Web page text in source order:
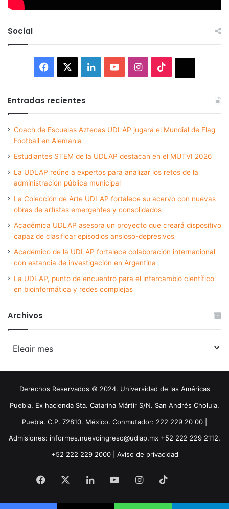
Social
Facebook LinkedInYouTubeInstagram
Entradas recientes
Coach de Escuelas Aztecas UDLAP jugará el Mundial de Flag
Football en Alemania
Estudiantes STEM de la UDLAP destacan en el MUTVI 2026
La UDLAP reúne a expertos para analizar los retos de la
administración pública municipal
La Colección de Arte UDLAP fortalece su acervo con nuevas
obras de artistas emergentes y consolidados
Académica UDLAP asesora un proyecto que creará dispositivo
capaz de clasificar episodios ansioso-depresivos
Académico de la UDLAP fortalece colaboración internacional
con estancia de investigación en Argentina
La UDLAP, punto de encuentro para el intercambio científico
en bioinformática y redes complejas
Archivos
Archivos
Derechos Reservados © 2024. Universidad de las Américas
Puebla. Ex hacienda Sta. Catarina Mártir S/N. San Andrés Cholula,
Puebla. C.P. 72810. México. Conmutador: 222 229 20 00 |
Admisiones: informes.nuevoingreso@udlap.mx +52 222 229 2112,
+52 222 229 2000 | Aviso de privacidad
Facebook LinkedInYouTubeInstagram